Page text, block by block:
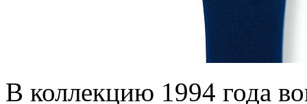
В коллекцию 1994 года